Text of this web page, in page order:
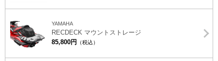
YAMAHA
RECDECK マウントストレージ
85,800円
（税込）